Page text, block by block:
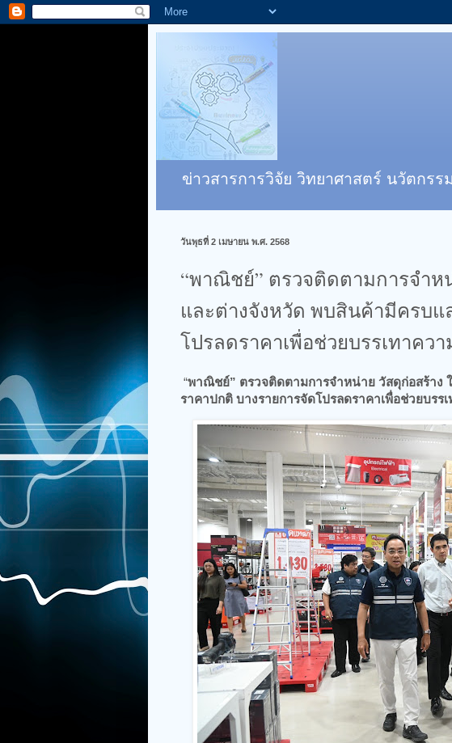
ข่าวสารการวิจัย วิทยาศาสตร์ นวัตกร
วันพุธที่ 2 เมษายน พ.ศ. 2568
“พาณิชย์” ตรวจติดตามการจำห
และต่างจังหวัด พบสินค้ามีครบแ
โปรลดราคาเพื่อช่วยบรรเทาคว
“พาณิชย์” ตรวจติดตามการจำหน่าย วัสดุก่อสร้าง
ราคาปกติ บางรายการจัดโปรลดราคาเพื่อช่วยบรร